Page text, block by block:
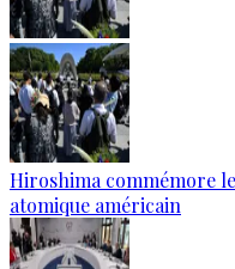
Hiroshima commémore
atomique américain